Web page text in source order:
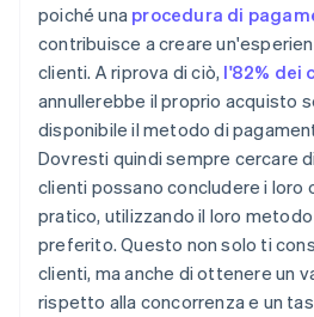
poiché una procedura di
contribuisce a creare
clienti. A riprova di ciò, l'82% dei
annullerebbe il proprio acquisto
disponibile il metodo di
Dovresti quindi sempre cercare
clienti possano concludere i loro
pratico, utilizzando il loro
preferito. Questo non solo ti
clienti, ma anche di ottenere un
rispetto alla concorrenza e un